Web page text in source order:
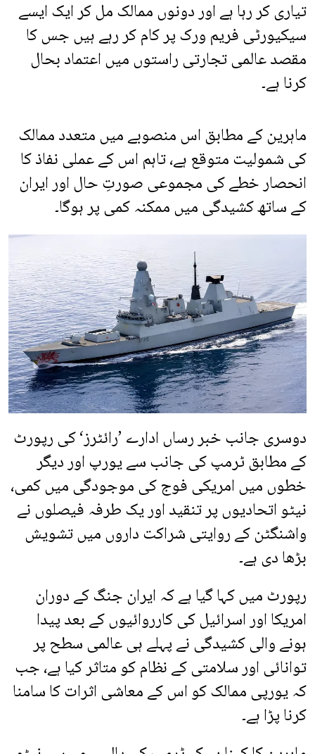
تیاری کر رہا ہے اور دونوں ممالک مل کر ایک ایسے
سیکیورٹی فریم ورک پر کام کر رہے ہیں جس کا
مقصد عالمی تجارتی راستوں میں اعتماد بحال
کرنا ہے۔
ماہرین کے مطابق اس منصوبے میں متعدد ممالک
کی شمولیت متوقع ہے، تاہم اس کے عملی نفاذ کا
انحصار خطے کی مجموعی صورتِ حال اور ایران
کے ساتھ کشیدگی میں ممکنہ کمی پر ہوگا۔
دوسری جانب خبر رساں ادارے ’رائٹرز‘ کی رپورٹ
کے مطابق ٹرمپ کی جانب سے یورپ اور دیگر
خطوں میں امریکی فوج کی موجودگی میں کمی،
نیٹو اتحادیوں پر تنقید اور یک طرفہ فیصلوں نے
واشنگٹن کے روایتی شراکت داروں میں تشویش
بڑھا دی ہے۔
رپورٹ میں کہا گیا ہے کہ ایران جنگ کے دوران
امریکا اور اسرائیل کی کارروائیوں کے بعد پیدا
ہونے والی کشیدگی نے پہلے ہی عالمی سطح پر
توانائی اور سلامتی کے نظام کو متاثر کیا ہے، جب
کہ یورپی ممالک کو اس کے معاشی اثرات کا سامنا
کرنا پڑا ہے۔